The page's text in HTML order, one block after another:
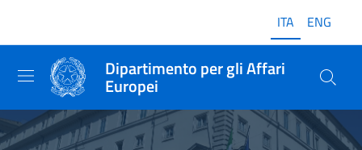
ITA ENG
Dipartimento per gli Affari
Europei